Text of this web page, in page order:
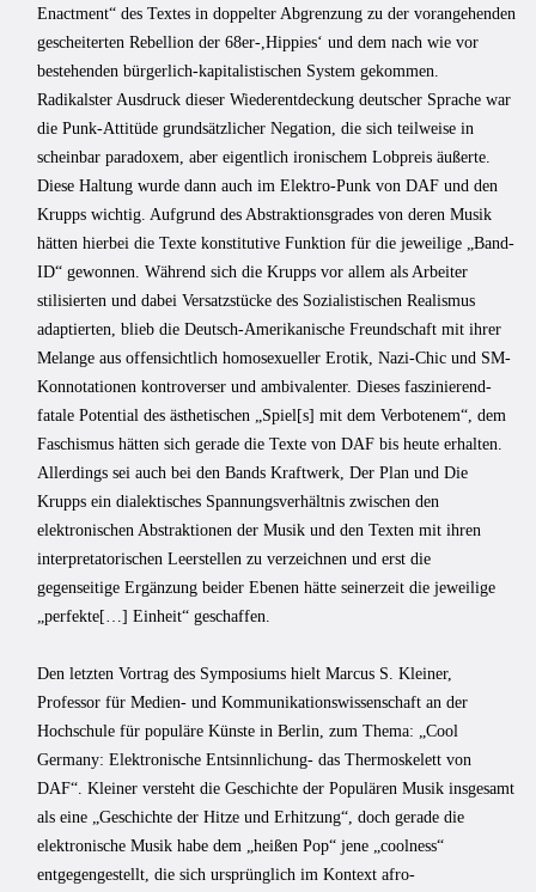
Enactment“ des Textes in doppelter Abgrenzung zu der vorangehenden
gescheiterten Rebellion der 68er-,Hippiesʻ und dem nach wie vor
bestehenden bürgerlich-kapitalistischen System gekommen.
Radikalster Ausdruck dieser Wiederentdeckung deutscher Sprache war
die Punk-Attitüde grundsätzlicher Negation, die sich teilweise in
scheinbar paradoxem, aber eigentlich ironischem Lobpreis äußerte.
Diese Haltung wurde dann auch im Elektro-Punk von DAF und den
Krupps wichtig. Aufgrund des Abstraktionsgrades von deren Musik
hätten hierbei die Texte konstitutive Funktion für die jeweilige „Band-
ID“ gewonnen. Während sich die Krupps vor allem als Arbeiter
stilisierten und dabei Versatzstücke des Sozialistischen Realismus
adaptierten, blieb die Deutsch-Amerikanische Freundschaft mit ihrer
Melange aus offensichtlich homosexueller Erotik, Nazi-Chic und SM-
Konnotationen kontroverser und ambivalenter. Dieses faszinierend-
fatale Potential des ästhetischen „Spiel[s] mit dem Verbotenem“, dem
Faschismus hätten sich gerade die Texte von DAF bis heute erhalten.
Allerdings sei auch bei den Bands Kraftwerk, Der Plan und Die
Krupps ein dialektisches Spannungsverhältnis zwischen den
elektronischen Abstraktionen der Musik und den Texten mit ihren
interpretatorischen Leerstellen zu verzeichnen und erst die
gegenseitige Ergänzung beider Ebenen hätte seinerzeit die jeweilige
„perfekte[…] Einheit“ geschaffen.
Den letzten Vortrag des Symposiums hielt Marcus S. Kleiner,
Professor für Medien- und Kommunikationswissenschaft an der
Hochschule für populäre Künste in Berlin, zum Thema: „Cool
Germany: Elektronische Entsinnlichung- das Thermoskelett von
DAF“. Kleiner versteht die Geschichte der Populären Musik insgesamt
als eine „Geschichte der Hitze und Erhitzung“, doch gerade die
elektronische Musik habe dem „heißen Pop“ jene „coolness“
entgegengestellt, die sich ursprünglich im Kontext afro-